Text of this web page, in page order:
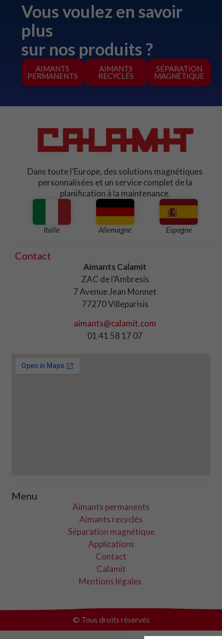
AIMANTS
PERMANENTS
AIMANTS
RECYCLÉS
SÉPARATION
MAGNÉTIQUE
Vous voulez en savoir
plus
sur nos produits ?
Dans toute l’Europe, des solutions magnétiques
personnalisées et un service complet de la
planification à la maintenance.​
Italie Allemagne Espagne
Contact
Aimants Calamit
ZAC de l’Ambresis
7 Avenue Jean Monnet
77270 Villeparisis
aimants@calamit.com
01 41 58 17 07
Menu
Aimants permanents
Aimants recyclés
Séparation magnétique
Applications
Contact
Calamit
Mentions légales
© Tous droits réservés